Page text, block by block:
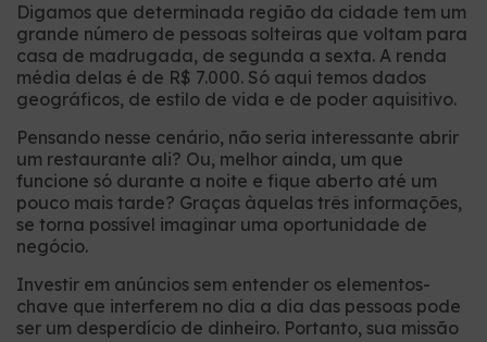
Digamos que determinada região da cidade tem um
grande número de pessoas solteiras que voltam para
casa de madrugada, de segunda a sexta. A renda
média delas é de R$ 7.000. Só aqui temos dados
geográficos, de estilo de vida e de poder aquisitivo.
Pensando nesse cenário, não seria interessante abrir
um restaurante ali? Ou, melhor ainda, um que
funcione só durante a noite e fique aberto até um
pouco mais tarde? Graças àquelas três informações,
se torna possível imaginar uma oportunidade de
negócio.
Investir em anúncios sem entender os elementos-
chave que interferem no dia a dia das pessoas pode
ser um desperdício de dinheiro. Portanto, sua missão